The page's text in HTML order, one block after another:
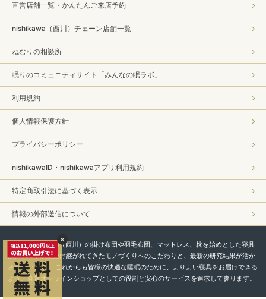
直営店舗一覧・かんたんご来店予約
nishikawa（西川）チェーン店舗一覧
ねむりの相談所
眠りのコミュニティサイト「みんなの眠ラボ」
利用規約
個人情報保護方針
プライバシーポリシー
nishikawaID・nishikawaアプリ利用規約
特定商取引法に基づく表示
情報の外部送信について
私たちnishikawa（西川）の掛け布団や羽毛布団、マットレス、枕を始めとした寝具
は、450年以上受け継がれてきたモノづくりへのこだわりと、最新の研究結果が活か
されています。 これからも皆様の快適な睡眠のために、よりよい寝具をお届けできる
よう、直営オンラインショップとしての役割と安心のサービスを追求して参ります。